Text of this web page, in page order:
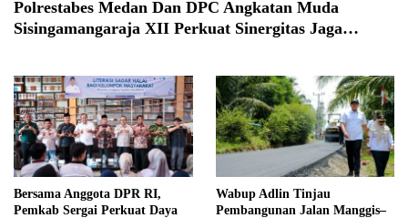
Polrestabes Medan Dan DPC Angkatan Muda
Sisingamangaraja XII Perkuat Sinergitas Jaga
Bersama Anggota DPR RI,
Pemkab Sergai Perkuat Daya
Wabup Adlin Tinjau
Pembangunan Jalan Manggis–